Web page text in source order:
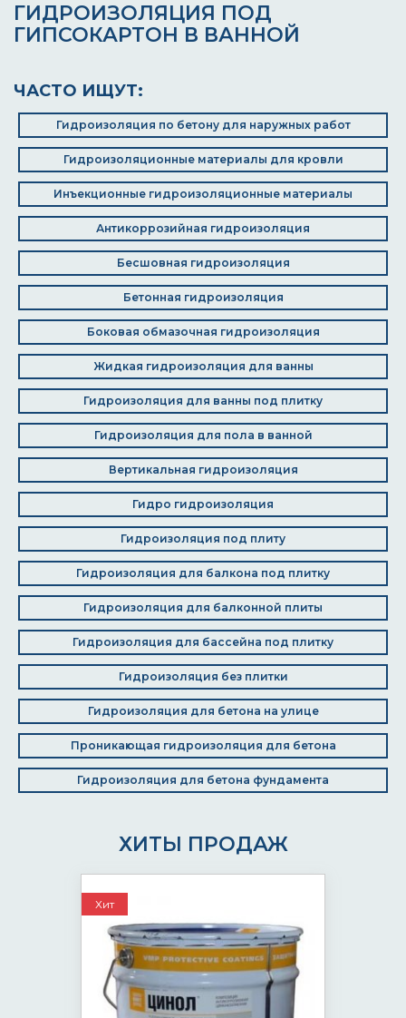
ГИДРОИЗОЛЯЦИЯ ПОД
ГИПСОКАРТОН В ВАННОЙ
ЧАСТО ИЩУТ:
Гидроизоляция по бетону для наружных работ
Гидроизоляционные материалы для кровли
Инъекционные гидроизоляционные материалы
Антикоррозийная гидроизоляция
Бесшовная гидроизоляция
Бетонная гидроизоляция
Боковая обмазочная гидроизоляция
Жидкая гидроизоляция для ванны
Гидроизоляция для ванны под плитку
Гидроизоляция для пола в ванной
Вертикальная гидроизоляция
Гидро гидроизоляция
Гидроизоляция под плиту
Гидроизоляция для балкона под плитку
Гидроизоляция для балконной плиты
Гидроизоляция для бассейна под плитку
Гидроизоляция без плитки
Гидроизоляция для бетона на улице
Проникающая гидроизоляция для бетона
Гидроизоляция для бетона фундамента
ХИТЫ ПРОДАЖ
Хит